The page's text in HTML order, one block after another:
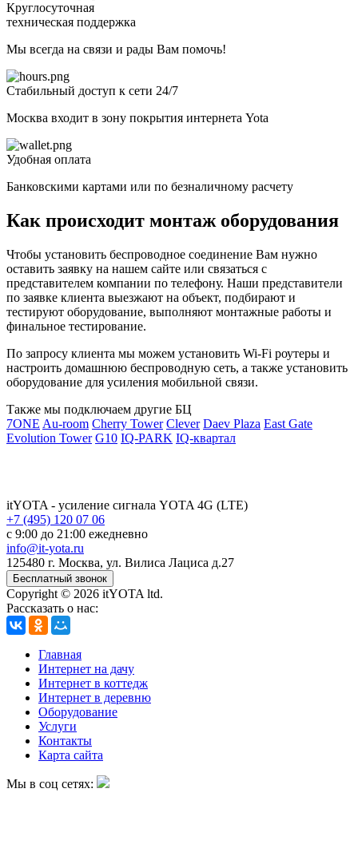
Круглосуточная
техническая поддержка
Мы всегда на связи и рады Вам помочь!
Стабильный доступ к сети 24/7
Москва входит в зону покрытия интернета Yota
Удобная оплата
Банковскими картами или по безналичному расчету
Как происходит монтаж оборудования
Чтобы установить беспроводное соединение Вам нужно
оставить заявку на нашем сайте или связаться с
представителем компании по телефону. Наши представители
по заявке клиента выезжают на объект, подбирают и
тестируют оборудование, выполняют монтажные работы и
финальное тестирование.
По запросу клиента мы можем установить Wi-Fi роутеры и
настроить домашнюю беспроводную сеть, а также установить
оборудование для усиления мобильной связи.
Также мы подключаем другие БЦ
7ONE Au-room Cherry Tower Clever Daev Plaza East Gate
Evolution Tower G10 IQ-PARK IQ-квартал
itYOTA - усиление сигнала YOTA 4G (LTE)
+7 (495) 120 07 06
с 9:00 до 21:00 ежедневно
info@it-yota.ru
125480 г. Москва, ул. Вилиса Лациса д.27
Бесплатный звонок
Copyright © 2026 itYOTA ltd.
Рассказать о нас:
Главная
Интернет на дачу
Интернет в коттедж
Интернет в деревню
Оборудование
Услуги
Контакты
Карта сайта
Мы в соц сетях: